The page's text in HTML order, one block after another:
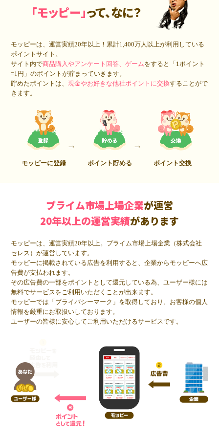
「モッピー」って、なに？
モッピーは、運営実績20年以上！累計1,400万人 以上が利用している
ポイントサイト。
サイト内で商品購入やアンケート回答、ゲームをすると「1ポイント
=1円」のポイントが貯まっていきます。
貯めたポイントは、現金やお好きな他社ポイントに交換することがで
きます。
モッピーに登録 ポイント貯める ポイント交換
プライム市場上場企業が運営
20年以上の運営実績があります
モッピーは、運営実績20年以上。プライム市場上場企業（株式会社
セレス）が運営しています。
モッピーに掲載されている広告を利用すると、企業からモッピーへ広
告費が支払われます。
その広告費の一部をポイントとして還元している為、ユーザー様には
無料でサービスをご利用いただくことが出来ます。
モッピーでは「プライバシーマーク」を取得しており、お客様の個人
情報を厳重にお取扱いしております。
ユーザーの皆様に安心してご利用いただけるサービスです。